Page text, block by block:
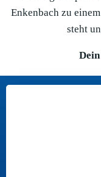
Enkenbach zu
steht